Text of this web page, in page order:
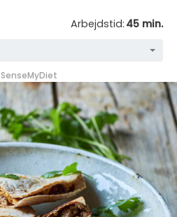
Arbejdstid: 45 min.
SenseMyDiet